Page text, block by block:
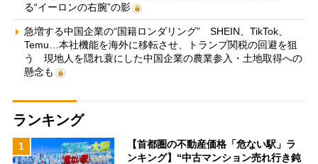
る“イーロンの右腕”の影
急増する中国企業の“国籍ロンダリング” SHEIN、TikTok、
Temu…本社機能を海外に移転させ、トランプ関税の回避を狙
う 現地人を隠れ蓑にした中国企業の農業参入・土地取得への
懸念も
ランキング
1
【首都圏の不動産価格「危ない駅」ラ
ンキング】“中古マンション売れ行き鈍